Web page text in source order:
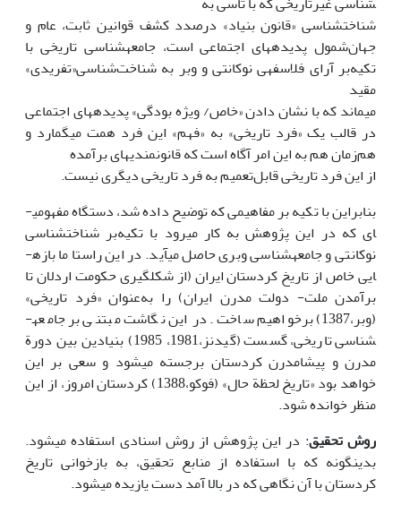
شناخت­شناسی «قانون بنیاد» درصدد کشف قوانین ثابت، عام و
جهان‌شمول پدیده­های اجتماعی است، جامعه­شناسی تاریخی با
تکیه‌بر آرای فلاسفه­ی نوکانتی و وبر به شناخت‌شناسی«تفریدی»
مقید
می­ماند که با نشان دادن «خاص/ ویژه بودگی» پدیده­های اجتماعی
در قالب یک «فرد تاریخی» به «فهم» این فرد همت می­گمارد و
هم‌زمان هم به این امر آگاه است که قانون­مندی­های برآمده
از این فرد تاریخی قابل‌تعمیم به فرد تاریخی دیگری نیست.
بنابراین با تکیه ‌بر مفاهیمی که توضیح داده شد، دستگاه مفهومی­
ای که در این پژوهش به کار می­رود با تکیه‌بر شناخت­شناسی
نوکانتی و جامعه­شناسی وبری حاصل می­آید. در این راستا ما بازه­
ایی خاص از تاریخ کردستان ایران (از شکل­گیری حکومت اردلان تا
برآمدن ملت- دولت مدرن ایران) را به‌عنوان «فرد تاریخی»
(وبر،1387) برخواهیم ساخت. در این نگاشت مبتنی بر جامعه­
شناسی تاریخی، گسست (گیدنز،1981، 1985) بنیادین بین دورة
مدرن و پیشامدرن کردستان برجسته می­شود و سعی بر این
خواهد بود «تاریخ لحظة حال» (فوکو،1388) کردستان امروز، از این
منظر خوانده شود.
روش تحقیق: در این پژوهش از روش اسنادی استفاده می­شود.
بدین­گونه که با استفاده از منابع تحقیق، به بازخوانی تاریخ
کردستان با آن نگاهی که در بالا آمد دست یازیده می­شود.